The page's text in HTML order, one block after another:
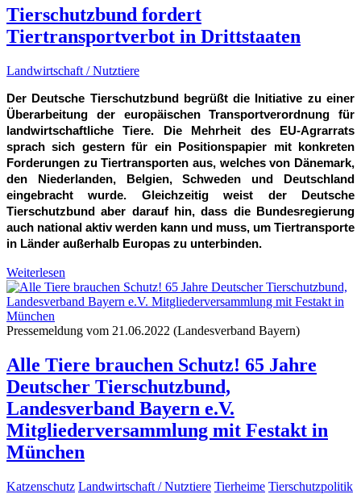
Tierschutzbund fordert
Tiertransportverbot in Drittstaaten
Landwirtschaft / Nutztiere
Der Deutsche Tierschutzbund begrüßt die Initiative zu einer
Überarbeitung der europäischen Transportverordnung für
landwirtschaftliche Tiere. Die Mehrheit des EU-Agrarrats
sprach sich gestern für ein Positionspapier mit konkreten
Forderungen zu Tiertransporten aus, welches von Dänemark,
den Niederlanden, Belgien, Schweden und Deutschland
eingebracht wurde. Gleichzeitig weist der Deutsche
Tierschutzbund aber darauf hin, dass die Bundesregierung
auch national aktiv werden kann und muss, um Tiertransporte
in Länder außerhalb Europas zu unterbinden.
Weiterlesen
Pressemeldung vom 21.06.2022 (Landesverband Bayern)
Alle Tiere brauchen Schutz! 65 Jahre
Deutscher Tierschutzbund,
Landesverband Bayern e.V.
Mitgliederversammlung mit Festakt in
München
Katzenschutz Landwirtschaft / Nutztiere Tierheime Tierschutzpolitik